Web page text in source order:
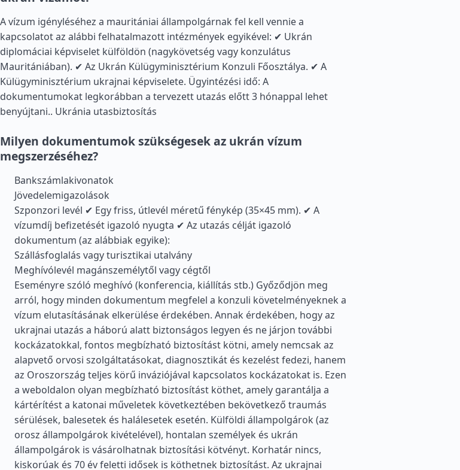
A vízum igényléséhez a mauritániai állampolgárnak fel kell vennie a
kapcsolatot az alábbi felhatalmazott intézmények egyikével: ✔ Ukrán
diplomáciai képviselet külföldön (nagykövetség vagy konzulátus
Mauritániában). ✔ Az Ukrán Külügyminisztérium Konzuli Főosztálya. ✔ A
Külügyminisztérium ukrajnai képviselete. Ügyintézési idő: A
dokumentumokat legkorábban a tervezett utazás előtt 3 hónappal lehet
benyújtani.. Ukránia utasbiztosítás
Milyen dokumentumok szükségesek az ukrán vízum
megszerzéséhez?
Bankszámlakivonatok
Jövedelemigazolások
Szponzori levél ✔ Egy friss, útlevél méretű fénykép (35×45 mm). ✔ A
vízumdíj befizetését igazoló nyugta ✔ Az utazás célját igazoló
dokumentum (az alábbiak egyike):
Szállásfoglalás vagy turisztikai utalvány
Meghívólevél magánszemélytől vagy cégtől
Eseményre szóló meghívó (konferencia, kiállítás stb.) Győződjön meg
arról, hogy minden dokumentum megfelel a konzuli követelményeknek a
vízum elutasításának elkerülése érdekében. Annak érdekében, hogy az
ukrajnai utazás a háború alatt biztonságos legyen és ne járjon további
kockázatokkal, fontos megbízható biztosítást kötni, amely nemcsak az
alapvető orvosi szolgáltatásokat, diagnosztikát és kezelést fedezi, hanem
az Oroszország teljes körű inváziójával kapcsolatos kockázatokat is. Ezen
a weboldalon olyan megbízható biztosítást köthet, amely garantálja a
kártérítést a katonai műveletek következtében bekövetkező traumás
sérülések, balesetek és halálesetek esetén. Külföldi állampolgárok (az
orosz állampolgárok kivételével), hontalan személyek és ukrán
állampolgárok is vásárolhatnak biztosítási kötvényt. Korhatár nincs,
kiskorúak és 70 év feletti idősek is köthetnek biztosítást. Az ukrajnai